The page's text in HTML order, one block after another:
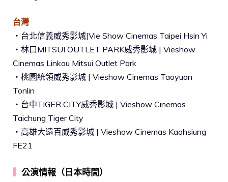
台灣
・台北信義威秀影城|Vie Show Cinemas Taipei Hsin Yi
・林口MITSUI OUTLET PARK威秀影城 | Vieshow
Cinemas Linkou Mitsui Outlet Park
・桃園統領威秀影城 | Vieshow Cinemas Taoyuan
Tonlin
・台中TIGER CITY威秀影城 | Vieshow Cinemas
Taichung Tiger City
・高雄大遠百威秀影城 | Vieshow Cinemas Kaohsiung
FE21
公演情報（日本時間）